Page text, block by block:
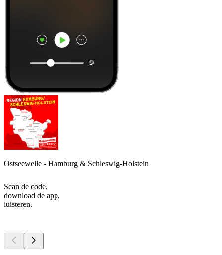
Ostseewelle - Hamburg & Schleswig-Holstein
Scan de code,
download de app,
luisteren.